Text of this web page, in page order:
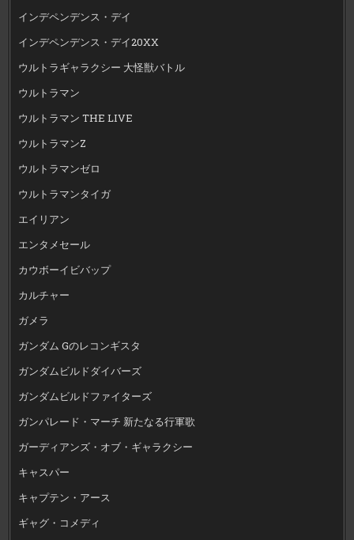
インデペンデンス・デイ
インデペンデンス・デイ20XX
ウルトラギャラクシー 大怪獣バトル
ウルトラマン
ウルトラマン THE LIVE
ウルトラマンZ
ウルトラマンゼロ
ウルトラマンタイガ
エイリアン
エンタメセール
カウボーイビバップ
カルチャー
ガメラ
ガンダム Gのレコンギスタ
ガンダムビルドダイバーズ
ガンダムビルドファイターズ
ガンパレード・マーチ 新たなる行軍歌
ガーディアンズ・オブ・ギャラクシー
キャスパー
キャプテン・アース
ギャグ・コメディ